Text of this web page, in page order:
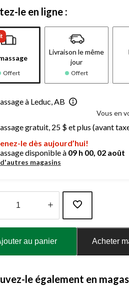
le en ligne :
Offert
Livraison le même
jour
Offert
à Leduc, AB
Vous en
gratuit, 25 $ et plus (avant
le dès aujourd’hui!
disponible à 09 h 00, 02 août
magasins
au panier Acheter
le également en